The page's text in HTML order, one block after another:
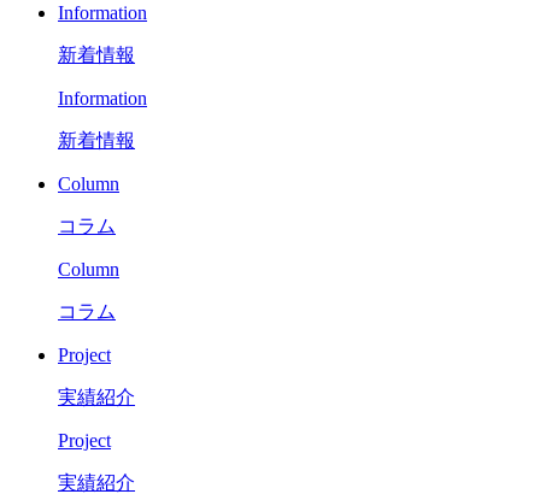
Information
新着情報
Information
新着情報
Column
コラム
Column
コラム
Project
実績紹介
Project
実績紹介